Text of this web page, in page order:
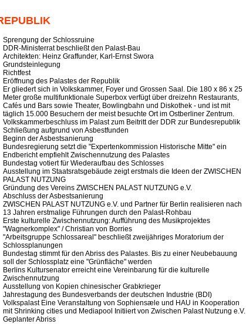
Sprengung der Schlossruine
DDR-Ministerrat beschließt den Palast-Bau
Architekten: Heinz Graffunder, Karl-Ernst Swora
Grundsteinlegung
Richtfest
Eröffnung des Palastes der Republik
Er gliedert sich in Volkskammer, Foyer und Grossen Saal. Die 180 x 86 x 25
Meter große multifunktionale Superbox verfügt über dreizehn Restaurants,
Cafés und Bars sowie Theater, Bowlingbahn und Diskothek - und ist mit
täglich 15.000 Besuchern der meist besuchte Ort im Ostberliner Zentrum.
Volkskammerbeschluss im Palast zum Beitritt der DDR zur Bundesrepublik
Schließung aufgrund von Asbestfunden
Beginn der Asbestsanierung
Bundesregierung setzt die "Expertenkommission Historische Mitte" ein
Endbericht empfiehlt Zwischennutzung des Palastes
Bundestag votiert für Wiederaufbau des Schlosses
Ausstellung im Staatsratsgebäude zeigt erstmals die Ideen der ZWISCHEN
PALAST NUTZUNG
Gründung des Vereins ZWISCHEN PALAST NUTZUNG e.V.
Abschluss der Asbestsanierung
ZWISCHEN PALAST NUTZUNG e.V. und Partner für Berlin realisieren nach
13 Jahren erstmalige Führungen durch den Palast-Rohbau
Erste kulturelle Zwischennutzung: Aufführung des Musikprojektes
"Wagnerkomplex" / Christian von Borries
"Arbeitsgruppe Schlossareal" beschließt zweijähriges Moratorium der
Schlossplanungen
Bundestag stimmt für den Abriss des Palastes. Bis zu einer Neubebauung
soll der Schlossplatz eine "Grünfläche" werden
Berlins Kultursenator erreicht eine Vereinbarung für die kulturelle
Zwischennutzung
Ausstellung von Kopien chinesischer Grabkrieger
Jahrestagung des Bundesverbands der deutschen Industrie (BDI)
Volkspalast Eine Veranstaltung von Sophiensæle und HAU in Kooperation
mit Shrinking cities und Mediapool Initiiert von Zwischen Palast Nutzung e.V.
Geplanter Abriss